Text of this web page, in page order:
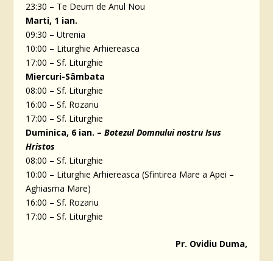
23:30 – Te Deum de Anul Nou
Marti, 1 ian.
09:30 – Utrenia
10:00 – Liturghie Arhiereasca
17:00 – Sf. Liturghie
Miercuri-Sâmbata
08:00 – Sf. Liturghie
16:00 – Sf. Rozariu
17:00 – Sf. Liturghie
Duminica, 6 ian. –Botezul Domnului nostru Isus
Hristos
08:00 – Sf. Liturghie
10:00 – Liturghie Arhiereasca (Sfintirea Mare a Apei –
Aghiasma Mare)
16:00 – Sf. Rozariu
17:00 – Sf. Liturghie
Pr. Ovidiu Duma,